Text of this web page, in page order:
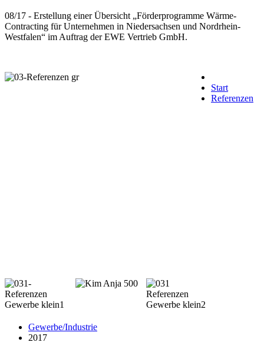
08/17 - Erstellung einer Übersicht „Förderprogramme Wärme-
Contracting für Unternehmen in Niedersachsen und Nordrhein-
Westfalen“ im Auftrag der EWE Vertrieb GmbH.
Start
Referenzen
Gewerbe/Industrie
2017